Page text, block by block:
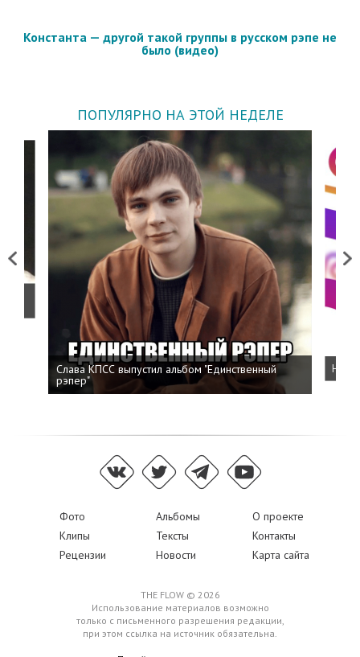
Константа — другой такой группы в русском рэпе не
было (видео)
ПОПУЛЯРНО НА ЭТОЙ НЕДЕЛЕ
Previous
Слава КПСС выпустил альбом "Единственный
рэпер"
Next
Фото Альбомы
О проекте
Клипы
Тексты
Контакты
Рецензии
Новости Карта сайта
THE FLOW © 2026
Использование материалов возможно
только с письменного разрешения редакции,
при этом ссылка на источник обязательна.